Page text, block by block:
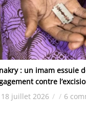
: un imam essuie
contre
18 juillet 2026 / / 6